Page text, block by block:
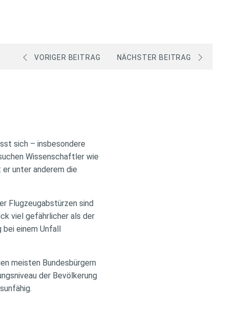
VORIGER BEITRAG NÄCHSTER BEITRAG
sich – insbesondere
Wissenschaftler wie
unter anderem die
Flugzeugabstürzen sind
viel gefährlicher als der
bei einem Unfall
meisten Bundesbürgern
der Bevölkerung